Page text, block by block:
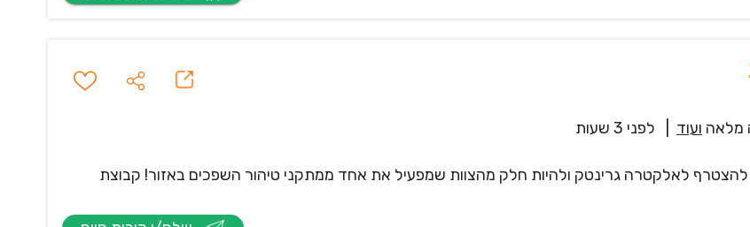
מלאה ועוד לפני 3 שעות
לאלקטרה גרינטק ולהיות חלק מהצוות שמפעיל את אחד ממתקני טיהור השפכים באזור! קבוצת